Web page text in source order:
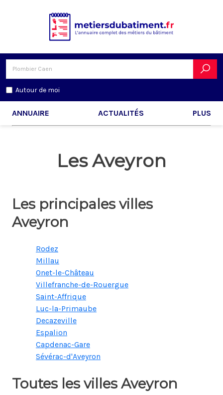
Autour de moi
ANNUAIRE ACTUALITÉS PLUS
Les Aveyron
Les principales villes
Aveyron
Rodez
Millau
Onet-le-Château
Villefranche-de-Rouergue
Saint-Affrique
Luc-la-Primaube
Decazeville
Espalion
Capdenac-Gare
Sévérac-d'Aveyron
Toutes les villes Aveyron